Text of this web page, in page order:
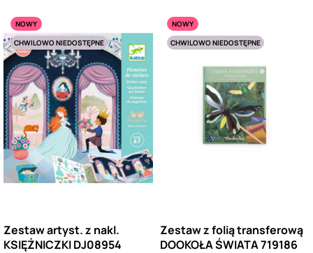
NOWY
CHWILOWO NIEDOSTĘPNE
Zestaw artyst. z nakl.
KSIĘŻNICZKI DJ08954
NOWY
CHWILOWO NIEDOSTĘPNE
Zestaw z folią transferową
DOOKOŁA ŚWIATA 719186